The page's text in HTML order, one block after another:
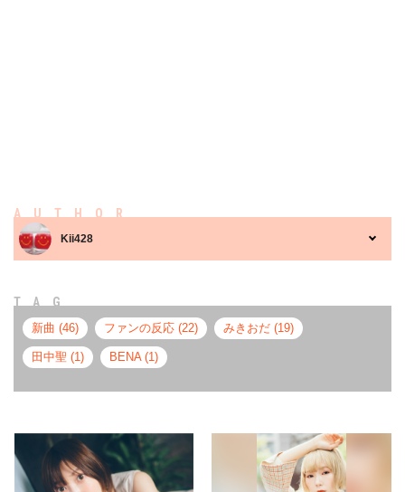
AUTHOR
Kii428
TAG
新曲 (46) ファンの反応 (22) みきおだ (19)
田中聖 (1) BENA (1)